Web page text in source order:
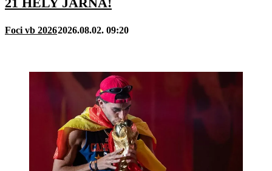
Foci vb 20262026.08.02. 09:20